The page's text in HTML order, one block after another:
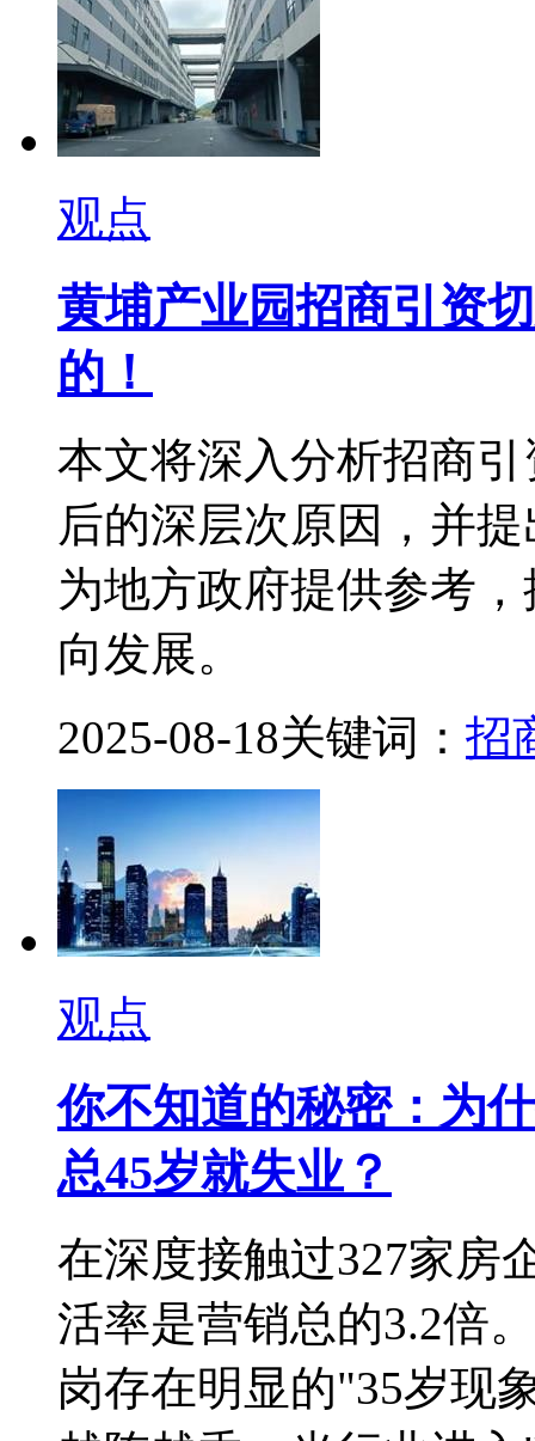
观点
黄埔产业园招商引资
的！
本文将深入分析招商
后的深层次原因，并
为地方政府提供参考
向发展。
2025-08-18关键词： 招
观点
你不知道的秘密：为
总45岁就失业？
在深度接触过327家房
活率是营销总的3.2倍
岗存在明显的"35岁现